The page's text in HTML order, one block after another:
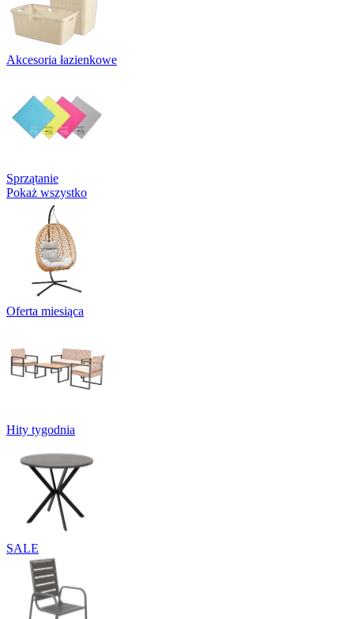
Akcesoria łazienkowe
Sprzątanie
Pokaż wszystko
Oferta miesiąca
Hity tygodnia
SALE